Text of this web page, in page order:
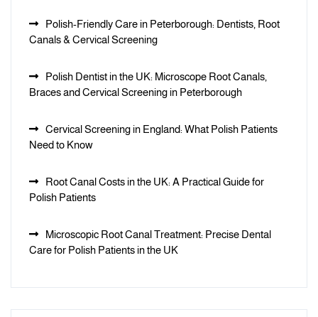
Polish-Friendly Care in Peterborough: Dentists, Root
Canals & Cervical Screening
Polish Dentist in the UK: Microscope Root Canals,
Braces and Cervical Screening in Peterborough
Cervical Screening in England: What Polish Patients
Need to Know
Root Canal Costs in the UK: A Practical Guide for
Polish Patients
Microscopic Root Canal Treatment: Precise Dental
Care for Polish Patients in the UK